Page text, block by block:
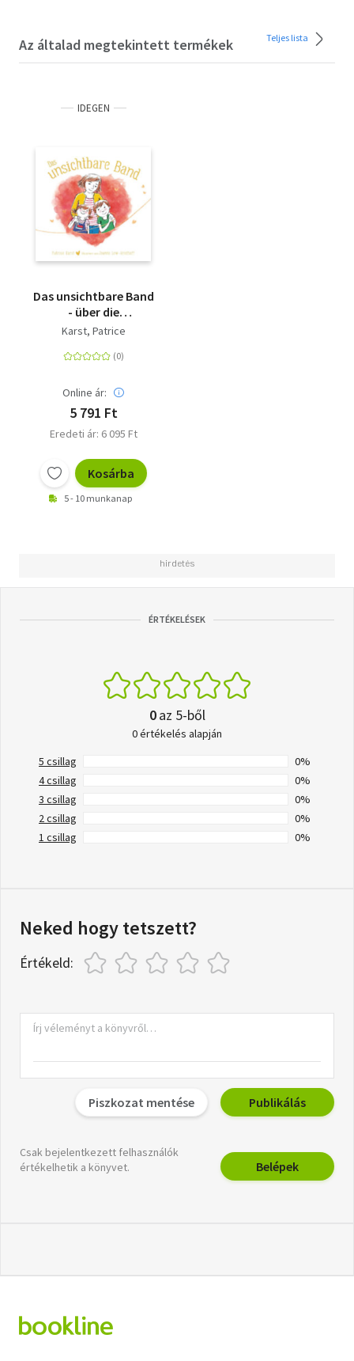
Az általad megtekintett termékek Teljes lista
IDEGEN
Das unsichtbare Band
- über die
unzertrennliche
geliebten Menschen
Karst, Patrice
Online ár:
5 791 Ft
Eredeti ár: 6 095 Ft
Kosárba
5 - 10 munkanap
ÉRTÉKELÉSEK
0az 5-ből
0 értékelés alapján
5 csillag
0%
4 csillag
0%
3 csillag
0%
2 csillag
0%
1 csillag
0%
Neked hogy tetszett?
Értékeld:
Piszkozat mentése Publikálás
Csak bejelentkezett felhasználók
értékelhetik a könyvet.
Belépek